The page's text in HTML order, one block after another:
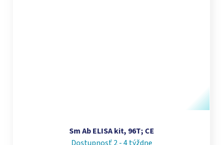
Sm Ab ELISA kit, 96T; CE